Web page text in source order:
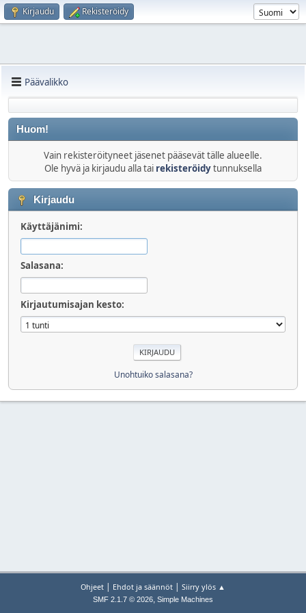
Kirjaudu Rekisteröidy
Päävalikko
Huom!
Vain rekisteröityneet jäsenet pääsevät tälle alueelle.
Ole hyvä ja kirjaudu alla tai rekisteröidytunnuksella
Kirjaudu
Käyttäjänimi:
Salasana:
Kirjautumisajan kesto:
Unohtuiko salasana?
Ohjeet | Ehdot ja säännöt | Siirry ylös ▲
SMF 2.1.7 © 2026, Simple Machines